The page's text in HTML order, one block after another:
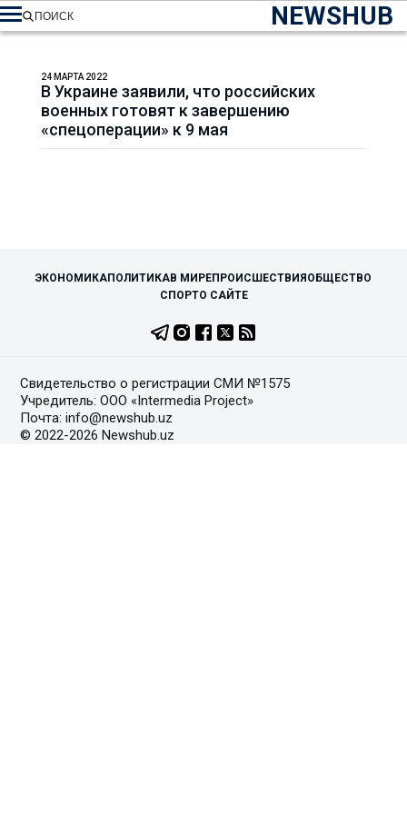
NEWSHUB
ПОИСК
В Украине заявили, что российских
военных готовят к завершению
«спецоперации» к 9 мая
24 МАРТА 2022
ЭКОНОМИКАПОЛИТИКАВ МИРЕПРОИСШЕСТВИЯ ОБЩЕСТВО
СПОРТО САЙТЕ
Свидетельство о регистрации СМИ №1575
Учредитель: ООО «Intermedia Project»
Почта: info@newshub.uz
© 2022-2026 Newshub.uz